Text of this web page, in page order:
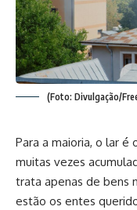
(Foto: Divulgação/
Para a maioria, o lar é
muitas vezes
trata apenas de bens
estão os entes